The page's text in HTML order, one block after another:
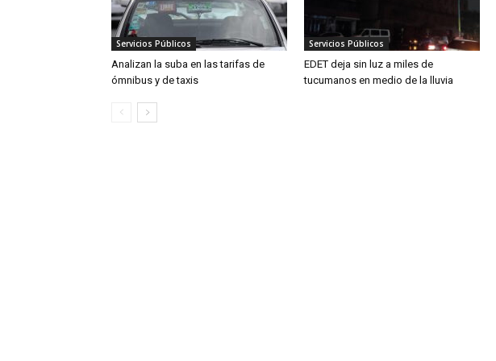
Servicios Públicos
Analizan la suba en las tarifas de
ómnibus y de taxis
Servicios Públicos
EDET deja sin luz a miles de
tucumanos en medio de la lluvia